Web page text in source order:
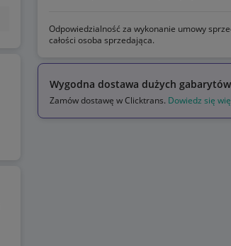
Odpowiedzialność za wykonanie umowy
całości osoba sprzedająca.
Wygodna dostawa dużych gabarytów
Zamów dostawę w Clicktrans. Dowiedz się